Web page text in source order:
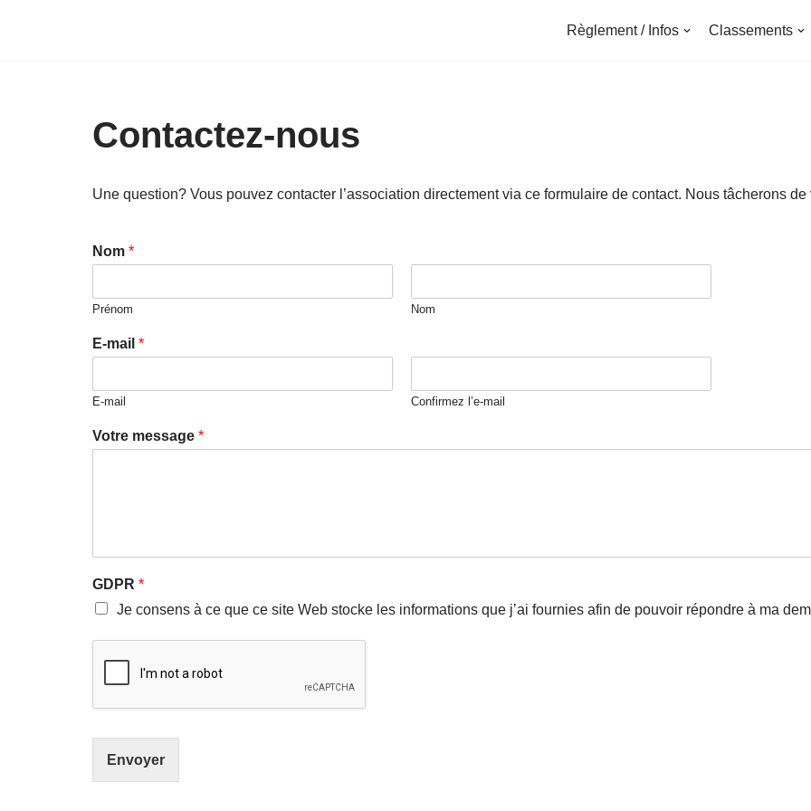
Règlement / Infos Classements
Contactez-nous
Une question? Vous pouvez contacter l’association directement via ce formulaire de contact. Nous tâcherons
Nom *
Prénom Nom
E-mail *
E-mail Confirmez l’e-mail
Votre message *
GDPR *
Je consens à ce que ce site Web stocke les informations que j’ai fournies afin de pouvoir répondre à ma
Envoyer